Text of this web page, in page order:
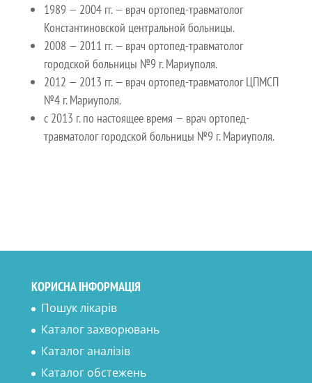
1989 — 2004 гг. — врач ортопед-травматолог
Константиновской центральной больницы.
2008 — 2011 гг. — врач ортопед-травматолог
городской больницы №9 г. Мариуполя.
2012 — 2013 гг. — врач ортопед-травматолог ЦПМСП
№4 г. Мариуполя.
с 2013 г. по настоящее время — врач ортопед-
травматолог городской больницы №9 г. Мариуполя.
КОРИСНА ІНФОРМАЦІЯ
Пошук лікарів
Каталог захворювань
Каталог аналізів
Каталог обстежень